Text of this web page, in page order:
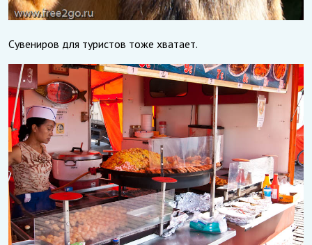
Сувениров для туристов тоже хватает.